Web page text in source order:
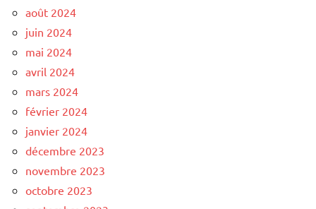
août 2024
juin 2024
mai 2024
avril 2024
mars 2024
février 2024
janvier 2024
décembre 2023
novembre 2023
octobre 2023